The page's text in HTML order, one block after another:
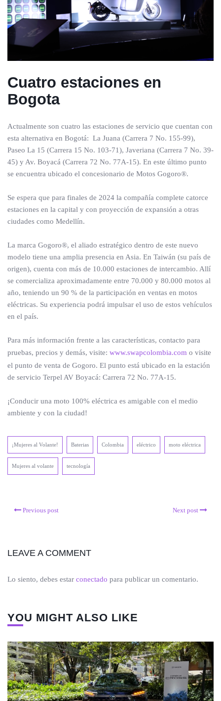
Cuatro estaciones en
Bogota
Actualmente son cuatro las estaciones de servicio que cuentan con
esta alternativa en Bogotá: La Juana (Carrera 7 No. 155-99),
Paseo La 15 (Carrera 15 No. 103-71), Javeriana (Carrera 7 No. 39-
45) y Av. Boyacá (Carrera 72 No. 77A-15). En este último punto
se encuentra ubicado el concesionario de Motos Gogoro®.
Se espera que para finales de 2024 la compañía complete catorce
estaciones en la capital y con proyección de expansión a otras
ciudades como Medellín.
La marca Gogoro®, el aliado estratégico dentro de este nuevo
modelo tiene una amplia presencia en Asia. En Taiwán (su país de
origen), cuenta con más de 10.000 estaciones de intercambio. Allí
se comercializa aproximadamente entre 70.000 y 80.000 motos al
año, teniendo un 90 % de la participación en ventas en motos
eléctricas. Su experiencia podrá impulsar el uso de estos vehículos
en el país.
Para más información frente a las características, contacto para
pruebas, precios y demás, visite: www.swapcolombia.com o visite
el punto de venta de Gogoro. El punto está ubicado en la estación
de servicio Terpel AV Boyacá: Carrera 72 No. 77A-15.
¡Conducir una moto 100% eléctrica es amigable con el medio
ambiente y con la ciudad!
¡Mujeres al Volante! Baterias Colombia eléctrico moto eléctrica
Mujeres al volante tecnología
Previous post Next post
LEAVE A COMMENT
Lo siento, debes estar conectado para publicar un comentario.
YOU MIGHT ALSO LIKE